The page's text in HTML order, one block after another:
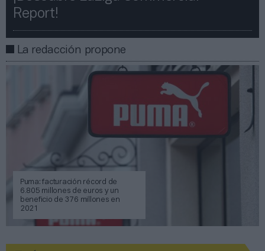
Report!​​
La redacción propone
Puma: facturación récord de
6.805 millones de euros y un
beneficio de 376 millones en
2021